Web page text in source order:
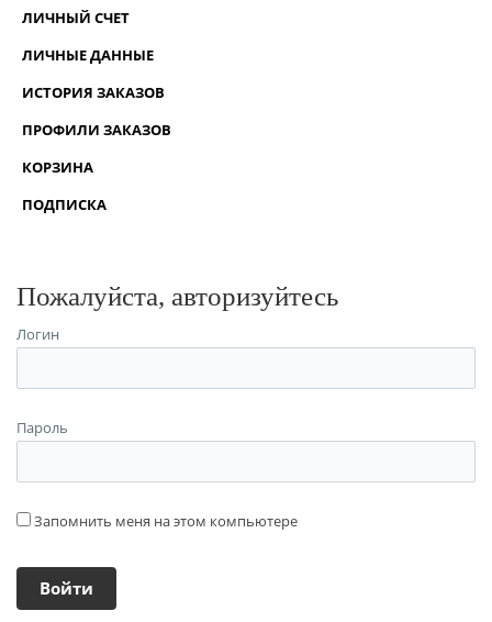
ЛИЧНЫЙ СЧЕТ
ЛИЧНЫЕ ДАННЫЕ
ИСТОРИЯ ЗАКАЗОВ
ПРОФИЛИ ЗАКАЗОВ
КОРЗИНА
ПОДПИСКА
Пожалуйста, авторизуйтесь
Логин
Пароль
Запомнить меня на этом компьютере